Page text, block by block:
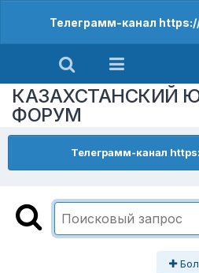
Телеграмм-канал
КАЗАХСТАНСКИЙ
ФОРУМ
Телеграмм-канал